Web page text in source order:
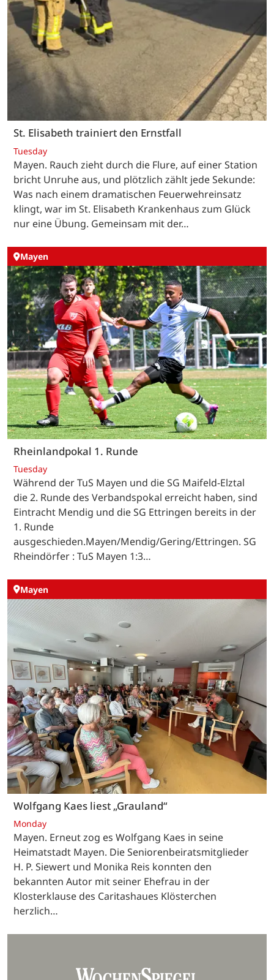
St. Elisabeth trainiert den Ernstfall
Tuesday
Mayen. Rauch zieht durch die Flure, auf einer Station
bricht Unruhe aus, und plötzlich zählt jede Sekunde:
Was nach einem dramatischen Feuerwehreinsatz
klingt, war im St. Elisabeth Krankenhaus zum Glück
nur eine Übung. Gemeinsam mit der…
Mayen
Rheinlandpokal 1. Runde
Tuesday
Während der TuS Mayen und die SG Maifeld-Elztal
die 2. Runde des Verbandspokal erreicht haben, sind
Eintracht Mendig und die SG Ettringen bereits in der
1. Runde
ausgeschieden.Mayen/Mendig/Gering/Ettringen. SG
Rheindörfer : TuS Mayen 1:3…
Mayen
Wolfgang Kaes liest „Grauland“
Monday
Mayen. Erneut zog es Wolfgang Kaes in seine
Heimatstadt Mayen. Die Seniorenbeiratsmitglieder
H. P. Siewert und Monika Reis konnten den
bekannten Autor mit seiner Ehefrau in der
Klosterklause des Caritashaues Klösterchen
herzlich…